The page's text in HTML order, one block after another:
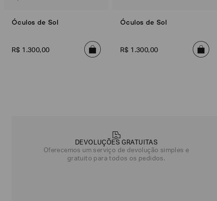
Óculos de Sol
R$ 1 .300,00
Óculos de Sol
R$ 1 .300,00
DEVOLUÇÕES GRATUITAS
Oferecemos um serviço de devolução simples e
gratuito para todos os pedidos.
mais
sobre
você?